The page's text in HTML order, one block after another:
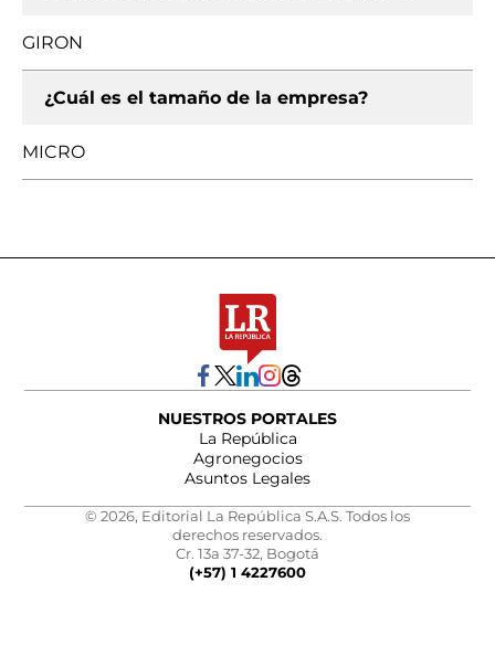
GIRON
¿Cuál es el tamaño de la empresa?
MICRO
NUESTROS PORTALES
La República
Agronegocios
Asuntos Legales
© 2026, Editorial La República S.A.S. Todos los
derechos reservados.
Cr. 13a 37-32, Bogotá
(+57) 1 4227600